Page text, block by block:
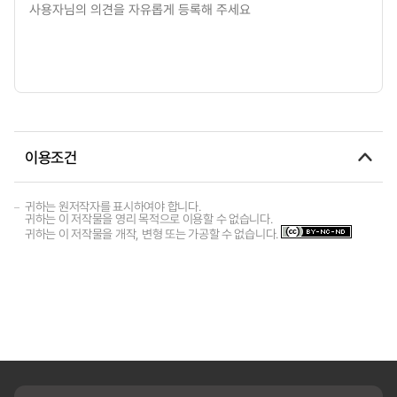
이용조건
귀하는 원저작자를 표시하여야 합니다.
귀하는 이 저작물을 영리 목적으로 이용할 수 없습니다.
귀하는 이 저작물을 개작, 변형 또는 가공할 수 없습니다.